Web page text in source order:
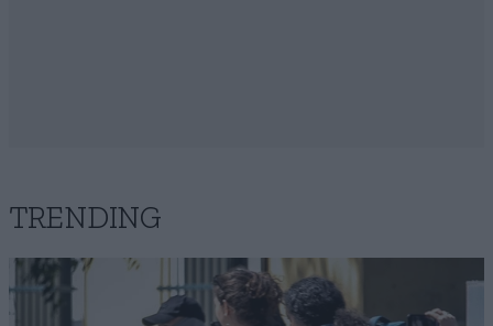
TRENDING